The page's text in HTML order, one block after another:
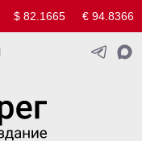
$ 82.1665 € 94.8366